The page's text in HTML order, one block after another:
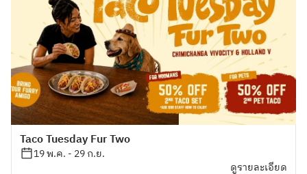
Taco Tuesday Fur Two
19 พ.ค. - 29 ก.ย.
ดูรายละเอียด